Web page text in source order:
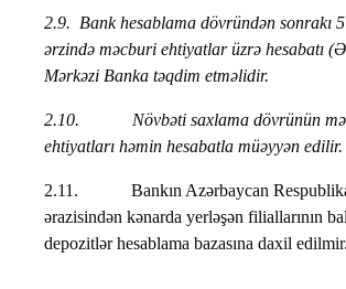
2.9. Bank hesablama dövründən sonrakı
ərzində məcburi ehtiyatlar üzrə hesabatı
Mərkəzi Banka təqdim etməlidir.
2.10.
Növbəti saxlama dövrünün
ehtiyatları həmin hesabatla müəyyən edilir.
2.11. Bankın Azərbaycan
ərazisindən kənarda yerləşən filiallarının
depozitlər hesablama bazasına daxil edilmir.